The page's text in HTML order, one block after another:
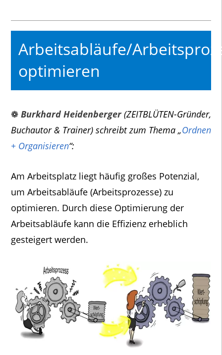
Arbeitsabläufe/
optimieren
❁ Burkhard Heidenberger(ZEITBLÜTEN-Gründer,
Buchautor & Trainer) schreibt zum Thema „Ordnen
+ Organisieren“:
Am Arbeitsplatz liegt häufig großes Potenzial,
um Arbeitsabläufe (Arbeitsprozesse) zu
optimieren. Durch diese Optimierung der
Arbeitsabläufe kann die Effizienz erheblich
gesteigert werden.